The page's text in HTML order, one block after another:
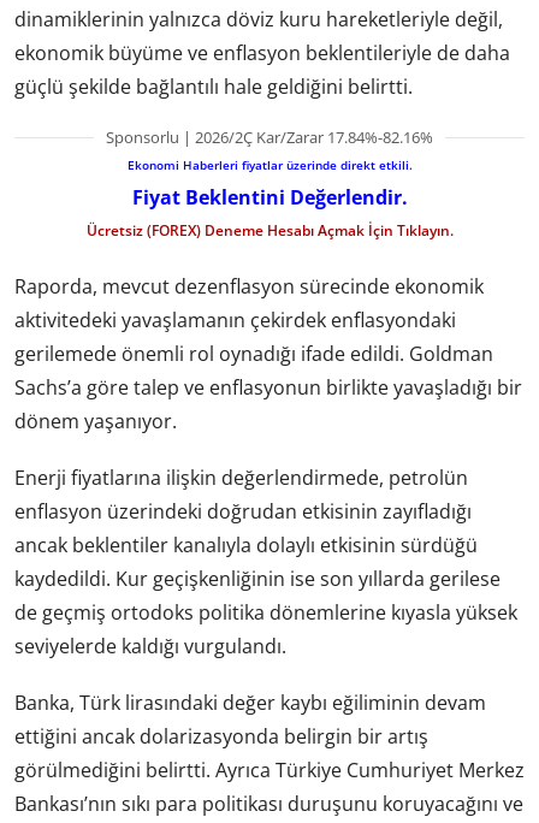
dinamiklerinin yalnızca döviz kuru hareketleriyle değil,
ekonomik büyüme ve enflasyon beklentileriyle de daha
güçlü şekilde bağlantılı hale geldiğini belirtti.
Sponsorlu | 2026/2Ç Kar/Zarar 17.84%-82.16%
Ekonomi Haberleri fiyatlar üzerinde direkt etkili.
Fiyat Beklentini Değerlendir.
Ücretsiz (FOREX) Deneme Hesabı Açmak İçin Tıklayın.
Raporda, mevcut dezenflasyon sürecinde ekonomik
aktivitedeki yavaşlamanın çekirdek enflasyondaki
gerilemede önemli rol oynadığı ifade edildi. Goldman
Sachs’a göre talep ve enflasyonun birlikte yavaşladığı bir
dönem yaşanıyor.
Enerji fiyatlarına ilişkin değerlendirmede, petrolün
enflasyon üzerindeki doğrudan etkisinin zayıfladığı
ancak beklentiler kanalıyla dolaylı etkisinin sürdüğü
kaydedildi. Kur geçişkenliğinin ise son yıllarda gerilese
de geçmiş ortodoks politika dönemlerine kıyasla yüksek
seviyelerde kaldığı vurgulandı.
Banka, Türk lirasındaki değer kaybı eğiliminin devam
ettiğini ancak dolarizasyonda belirgin bir artış
görülmediğini belirtti. Ayrıca Türkiye Cumhuriyet Merkez
Bankası’nın sıkı para politikası duruşunu koruyacağını ve